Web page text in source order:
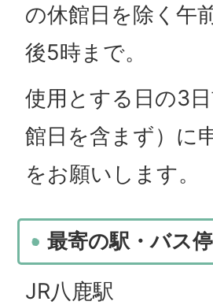
の休館日を除く午
後5時まで。
使用とする日の3
館日を含まず）に
をお願いします。
最寄の駅・バス停
JR八鹿駅